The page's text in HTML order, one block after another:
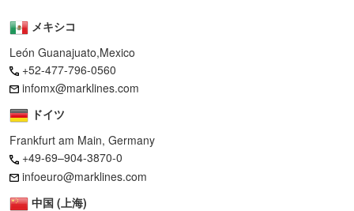
メキシコ
León Guanajuato,Mexico
+52-477-796-0560
infomx@marklines.com
ドイツ
Frankfurt am Main, Germany
+49-69–904-3870-0
infoeuro@marklines.com
中国 (上海)